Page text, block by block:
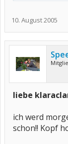
10. August 2005
liebe
ich werd
schon!! Kopf